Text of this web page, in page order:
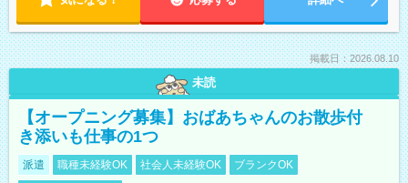
掲載日：2026.08.10
未読
【オープニング募集】おばあちゃんのお散歩付
き添いも仕事の1つ
派遣 職種未経験OK 社会人未経験OK
ブランクOK